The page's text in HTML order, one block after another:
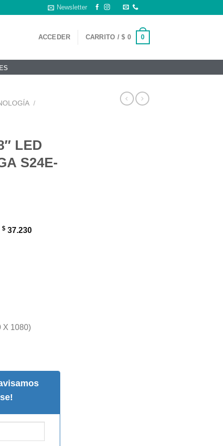
Newsletter
ACCEDER CARRITO /$ 0 0
/
LED
S24E-
$ 37.230
X 1080)